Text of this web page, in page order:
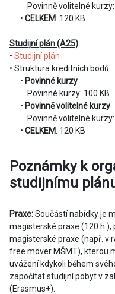
Povinně volitelné kurzy:
• CELKEM: 120 KB
Studijní plán (A25)
• Studijní plán
• Struktura kreditních bodů:
• Povinné kurzy
Povinné kurzy: 100 KB
• Povinně volitelné kurzy
Povinně volitelné kurzy:
• CELKEM: 120 KB
Poznámky k
studijnímu
Praxe:Součástí nabídky je
magisterské praxe (120 h.),
magisterské praxe (např. v
free mover MŠMT), kterou
uvážení kdykoli během
započítat studijní pobyt v
(Erasmus+).